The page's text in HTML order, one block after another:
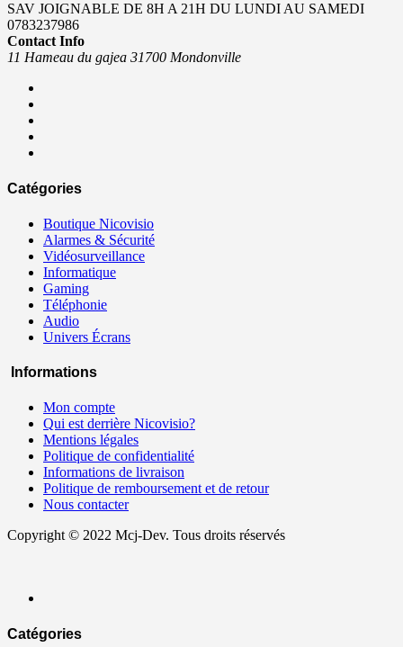
SAV JOIGNABLE DE 8H A 21H DU LUNDI AU SAMEDI
0783237986
Contact Info
11 Hameau du gajea 31700 Mondonville
Catégories
Boutique Nicovisio
Alarmes & Sécurité
Vidéosurveillance
Informatique
Gaming
Téléphonie
Audio
Univers Écrans
Informations
Mon compte
Qui est derrière Nicovisio?
Mentions légales
Politique de confidentialité
Informations de livraison
Politique de remboursement et de retour
Nous contacter
Copyright © 2022 Mcj-Dev. Tous droits réservés
Catégories